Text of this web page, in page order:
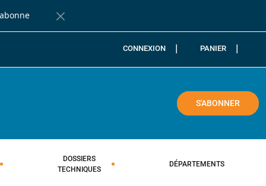
Fermer la barre de notification
CONNEXION PANIER
S'ABONNER
DOSSIERS
TECHNIQUES
DÉPARTEMENTS